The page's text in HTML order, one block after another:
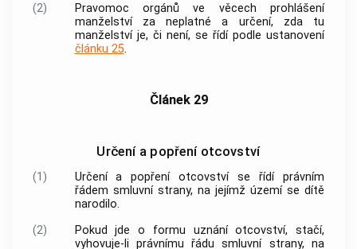
(2)
Pravomoc orgánů ve věcech prohlášení
manželství za neplatné a určení, zda tu
manželství je, či není, se řídí podle ustanovení
článku 25.
Článek 29
Určení a popření otcovství
(1)
Určení a popření otcovství se řídí právním
řádem smluvní strany, na jejímž území se dítě
narodilo.
(2)
Pokud jde o formu uznání otcovství, stačí,
vyhovuje-li právnímu řádu smluvní strany, na